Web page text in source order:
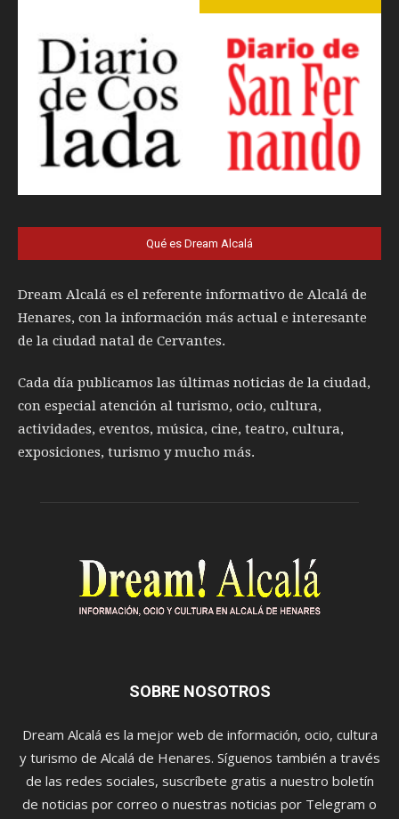
Qué es Dream Alcalá
Dream Alcalá es el referente informativo de Alcalá de
Henares, con la información más actual e interesante
de la ciudad natal de Cervantes.
Cada día publicamos las últimas noticias de la ciudad,
con especial atención al turismo, ocio, cultura,
actividades, eventos, música, cine, teatro, cultura,
exposiciones, turismo y mucho más.
SOBRE NOSOTROS
Dream Alcalá es la mejor web de información, ocio, cultura
y turismo de Alcalá de Henares. Síguenos también a través
de las redes sociales, suscríbete gratis a nuestro boletín
de noticias por correo o nuestras noticias por Telegram o